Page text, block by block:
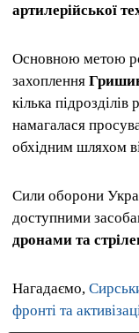
артилерійської
Основною метою
захоплення
кілька
намагалася
обхідним шляхом
Сили оборони
доступними
дронами та
Нагадаємо,
фронті та